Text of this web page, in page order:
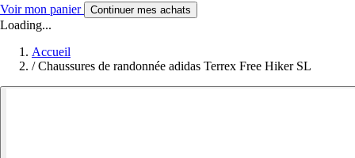
Voir mon panier Continuer mes achats
Loading...
Accueil
/ Chaussures de randonnée adidas Terrex Free Hiker SL